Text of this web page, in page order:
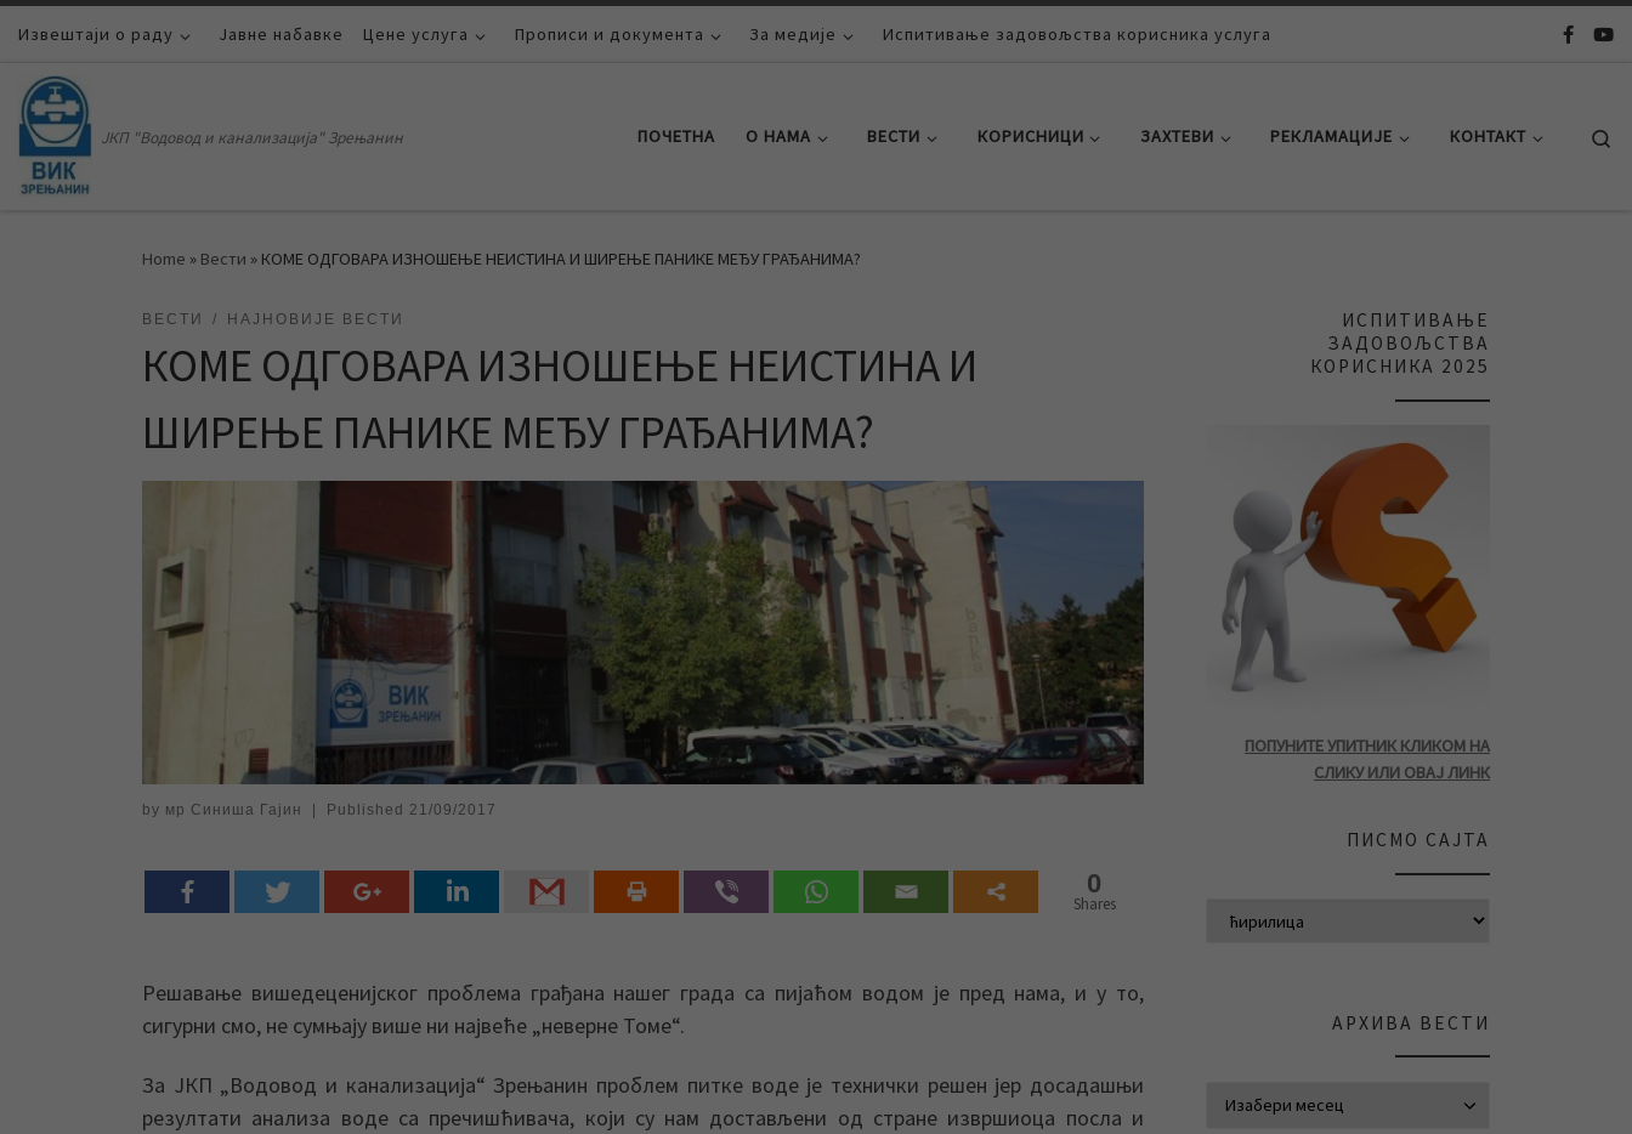
Skip to content
Извештаји о раду Јавне набавке Цене услуга Прописи и документа За медије Испитивање задовољства корисника услуга
ЈКП "Водовод и канализација" Зрењанин ПОЧЕТНА О НАМА ВЕСТИ КОРИСНИЦИ ЗАХТЕВИ РЕКЛАМАЦИЈЕ КОНТАКТ
Home » Вести » КОМЕ ОДГОВАРА ИЗНОШЕЊЕ НЕИСТИНА И ШИРЕЊЕ ПАНИКЕ МЕЂУ ГРАЂАНИМА?
ВЕСТИ НАЈНОВИЈЕ ВЕСТИ
КОМЕ ОДГОВАРА ИЗНОШЕЊЕ НЕИСТИНА И
ШИРЕЊЕ ПАНИКЕ МЕЂУ ГРАЂАНИМА?
by мр Синиша Гајин Published 21/09/2017
0
Shares
Решавање вишедеценијског проблема грађана нашег града са пијаћом водом је пред нама, и у то,
сигурни смо, не сумњају више ни највеће „неверне Томе“.
За ЈКП „Водовод и канализација“ Зрењанин проблем питке воде је технички решен јер досадашњи
резултати анализа воде са пречишћивача, који су нам достављени од стране извршиоца посла и
ИСПИТИВАЊЕ
ЗАДОВОЉСТВА
КОРИСНИКА 2025
ПОПУНИТЕ УПИТНИК КЛИКОМ НА
СЛИКУ ИЛИ ОВАЈ ЛИНК
ПИСМО САЈТА
АРХИВА ВЕСТИ